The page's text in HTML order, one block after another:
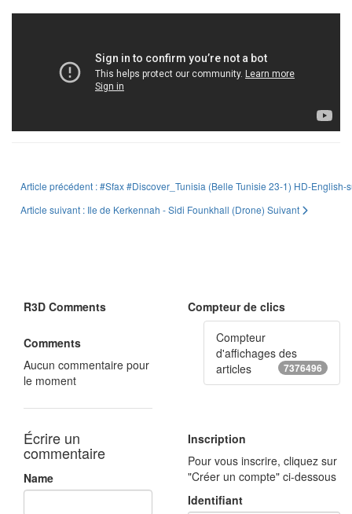
Article précédent : #Sfax #Discover_Tunisia (Belle Tunisie 23-1) HD-English-
Article suivant : Ile de Kerkennah - Sidi Founkhall (Drone) Suivant
R3D Comments
Comments
Aucun commentaire pour
le moment
Écrire un
commentaire
Name
Compteur de clics
Compteur
d'affichages des
articles
7376496
Inscription
Pour vous inscrire, cliquez sur
"Créer un compte" ci-dessous
Identifiant